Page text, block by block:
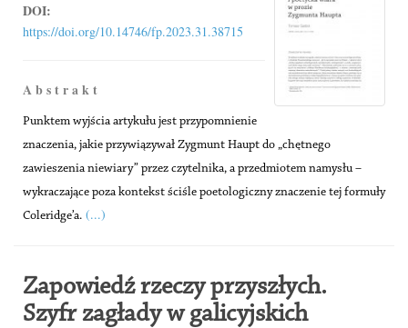
DOI:
https://doi.org/10.14746/fp.2023.31.38715
A b s t r a k t
Punktem wyjścia artykułu jest przypomnienie
znaczenia, jakie przywiązywał Zygmunt Haupt do „chętnego
zawieszenia niewiary” przez czytelnika, a przedmiotem namysłu –
wykraczające poza kontekst ściśle poetologiczny znaczenie tej formuły
Coleridge’a. (...)
Zapowiedź rzeczy przyszłych.
Szyfr zagłady w galicyjskich